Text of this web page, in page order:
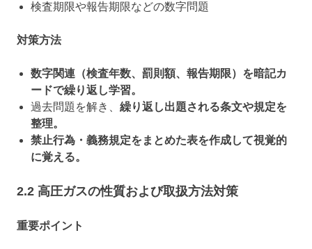
検査期限や報告期限などの数字問題
対策方法
数字関連（検査年数、罰則額、報告期限）を暗記カ
ードで繰り返し学習。
過去問題を解き、 繰り返し出題される条文や規定を
整理。
禁止行為・義務規定をまとめた表を作成して視覚的
に覚える。
2.2 高圧ガスの性質および取扱方法対策
重要ポイント